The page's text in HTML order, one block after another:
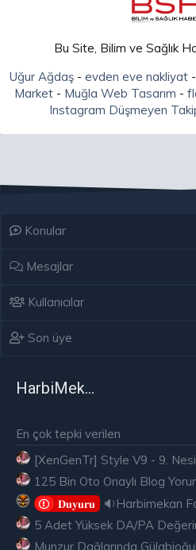
Bu Site, Bilim ve Sağlık
Uğur Ağdaş- evden eve nakliyat-
Market - Muğla Web Tasarım -
Instagram Düşmeyen
Konular
Mesajlar
Kullanıcılar
Son üye
HarbiMekân
En çok tepki verilen
[XenGenTr] Style V9 - 9.
𝐃𝐮𝐲𝐮𝐫𝐮
🔉Harbimekan